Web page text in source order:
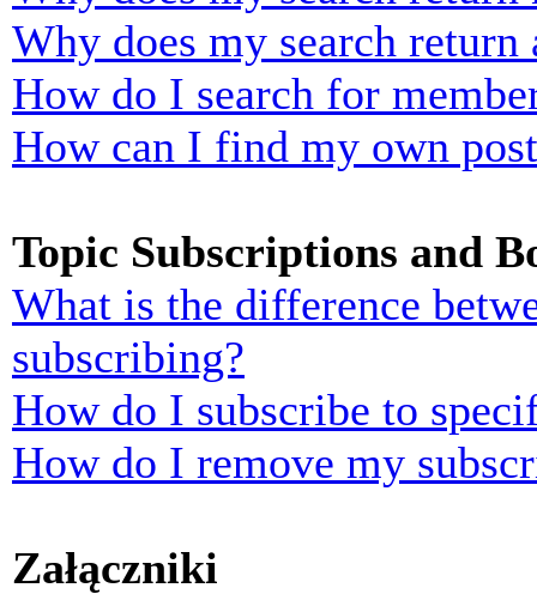
Why does my search return
How do I search for
How can I find my own
Topic Subscriptions and
What is the difference
subscribing?
How do I subscribe to
How do I remove my
Załączniki